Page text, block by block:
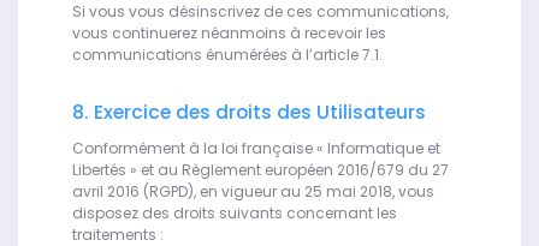
Si vous vous désinscrivez de ces communications,
vous continuerez néanmoins à recevoir les
communications énumérées à l’article 7.1.
8. Exercice des droits des Utilisateurs
Conformément à la loi française « Informatique et
Libertés » et au Règlement européen 2016/679 du 27
avril 2016 (RGPD), en vigueur au 25 mai 2018, vous
disposez des droits suivants concernant les
traitements :